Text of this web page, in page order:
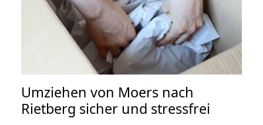
Umziehen von Moers nach
Rietberg sicher und stressfrei